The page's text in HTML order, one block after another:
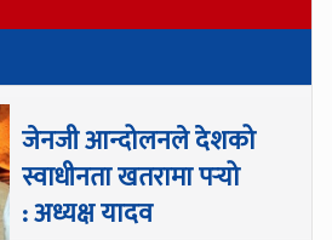
जेनजी आन्दोलनले देशको
स्वाधीनता खतरामा पर्‍यो
: अध्यक्ष यादव